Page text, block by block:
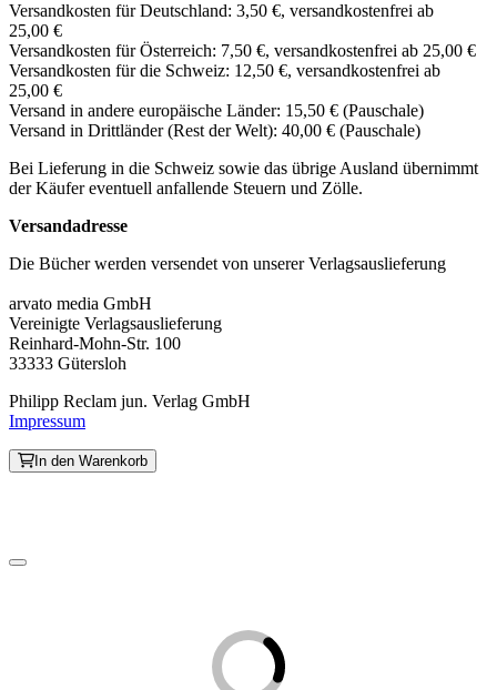
Versandkosten für Deutschland: 3,50 €, versandkostenfrei ab
25,00 €
Versandkosten für Österreich: 7,50 €, versandkostenfrei ab 25,00 €
Versandkosten für die Schweiz: 12,50 €, versandkostenfrei ab
25,00 €
Versand in andere europäische Länder: 15,50 € (Pauschale)
Versand in Drittländer (Rest der Welt): 40,00 € (Pauschale)
Bei Lieferung in die Schweiz sowie das übrige Ausland übernimmt
der Käufer eventuell anfallende Steuern und Zölle.
Versandadresse
Die Bücher werden versendet von unserer Verlagsauslieferung
arvato media GmbH
Vereinigte Verlagsauslieferung
Reinhard-Mohn-Str. 100
33333 Gütersloh
Philipp Reclam jun. Verlag GmbH
Impressum
In den Warenkorb